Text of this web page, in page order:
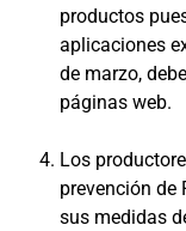
productos
aplicaciones
de marzo,
páginas web.
Los
prevención de
sus medidas